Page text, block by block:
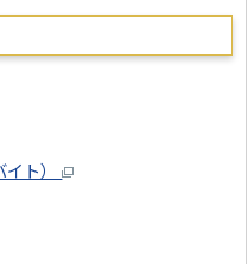
イト）